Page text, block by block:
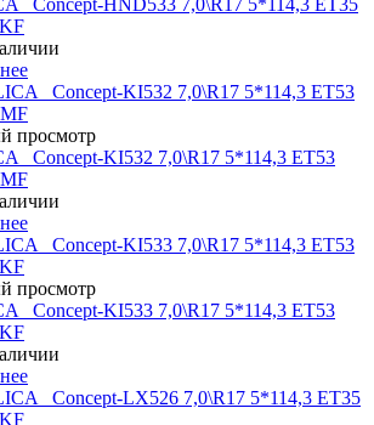
просмотр
_Concept-KI532 7,0\R17 5*114,3 ET53
просмотр
_Concept-KI533 7,0\R17 5*114,3 ET53